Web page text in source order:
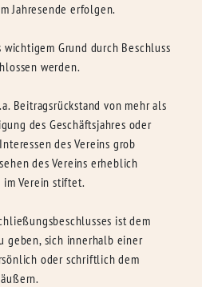
Jahresende erfolgen.
Grund durch Beschluss
werden.
Beitragsrückstand von mehr als
des Geschäftsjahres oder
des Vereins grob
des Vereins erheblich
Verein stiftet.
ist dem
geben, sich innerhalb einer
oder schriftlich dem